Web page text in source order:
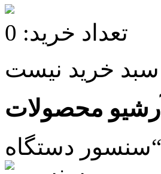
تعداد خرید: 0
آرشیو محصولات